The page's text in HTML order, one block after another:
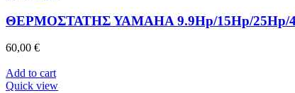
ΘΕΡΜΟΣΤΑΤΗΣ ΥΑΜΑΗΑ 9.9Hp/15Hp/25Hp/
60,00 €
Add to cart
Quick view